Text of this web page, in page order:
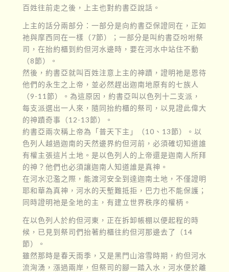
百姓往前走之後，上主也對約書亞說話。
上主的話分兩部分：一部分是向約書亞保證同在，正如
祂與摩西同在一樣（7節）；一部分是叫約書亞吩咐祭
司，在抬約櫃到約但河水邊時，要在河水中站住不動
（8節）。
然後，約書亞就叫百姓注意上主的神蹟，證明祂是恩待
他們的永生之上帝，並必然趕出迦南地原有的七族人
（9-11節）。為這原因，約書亞叫以色列十二支派，
每支派選出一人來，隨同抬約櫃的祭司，以見證此偉大
的神蹟奇事（12-13節）。
約書亞兩次稱上帝為「普天下主」（10、13節）。以
色列人越過迦南的天然邊界約但河前，必須確切知道誰
有權主張這片土地。是以色列人的上帝還是迦南人所拜
的神？他們也必須讓迦南人知道誰是真神。
在河水氾濫之際，能渡河安全到達迦南土地，不僅證明
耶和華為真神，河水的天塹難抵拒，巴力也不能保護；
同時證明祂是全地的主，有建立世界秩序的權柄。
在以色列人於約但河東，正在拆卸帳棚以便起程的時
候，已見到祭司們抬著約櫃往約但河那邊去了（14
節）。
雖然那時是春天雨季，又是黑門山溶雪時期，約但河水
流洶湧，漲過兩岸，但祭司的腳一踏入水，河水便於離